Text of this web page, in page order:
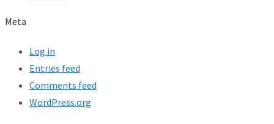
Meta
Log in
Entries feed
Comments feed
WordPress.org